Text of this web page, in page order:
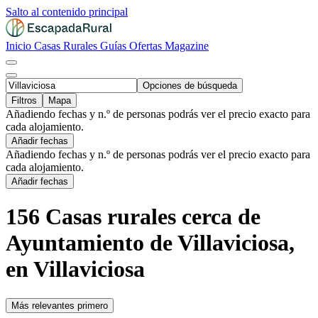
Salto al contenido principal
Inicio Casas Rurales Guías Ofertas Magazine
Opciones de búsqueda
Filtros
Mapa
Añadiendo fechas y n.º de personas podrás ver el precio exacto para
cada alojamiento.
Añadir fechas
Añadiendo fechas y n.º de personas podrás ver el precio exacto para
cada alojamiento.
Añadir fechas
156 Casas rurales cerca de
Ayuntamiento de Villaviciosa,
en Villaviciosa
Más relevantes primero